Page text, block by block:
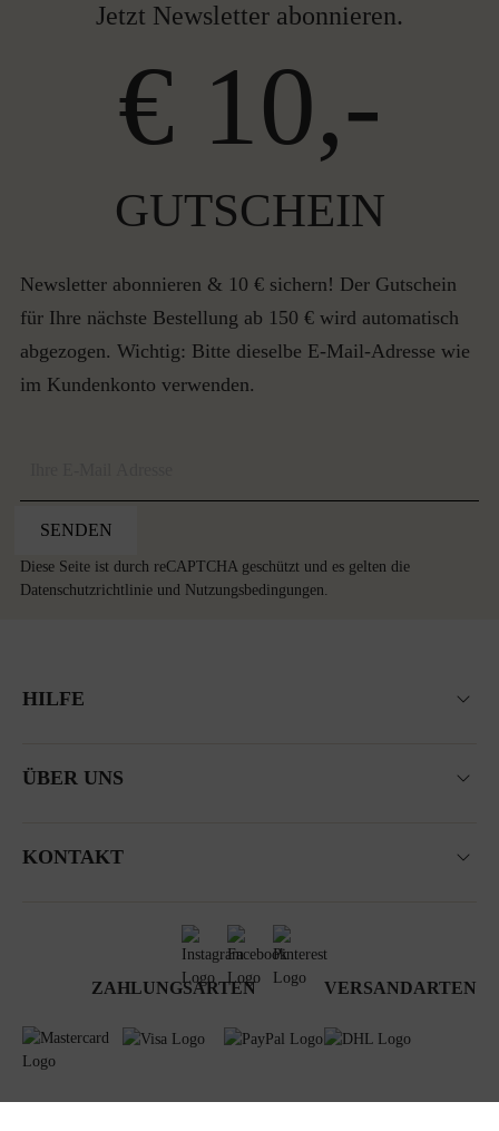
Jetzt Newsletter abonnieren.
€ 10,-
GUTSCHEIN
Newsletter abonnieren & 10 € sichern! Der Gutschein
für Ihre nächste Bestellung ab 150 € wird automatisch
abgezogen. Wichtig: Bitte dieselbe E-Mail-Adresse wie
im Kundenkonto verwenden.
SENDEN
Diese Seite ist durch reCAPTCHA geschützt und es gelten die
Datenschutzrichtlinie und Nutzungsbedingungen.
HILFE
ÜBER UNS
KONTAKT
ZAHLUNGSARTEN VERSANDARTEN